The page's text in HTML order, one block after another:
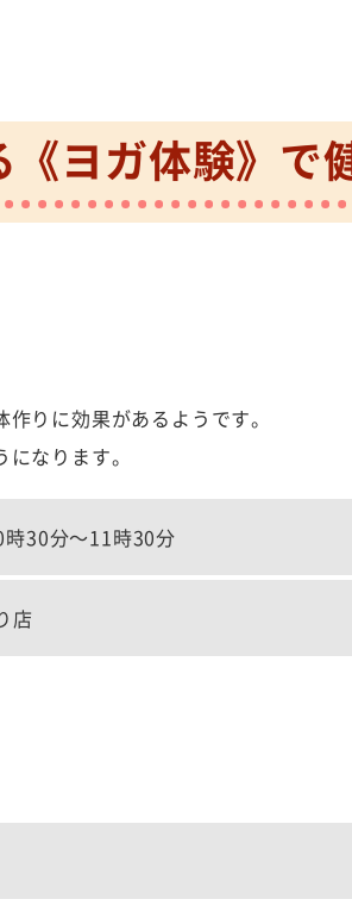
《ヨガ体験》で
りに効果があるようです。
になります。
30分～11時30分
店